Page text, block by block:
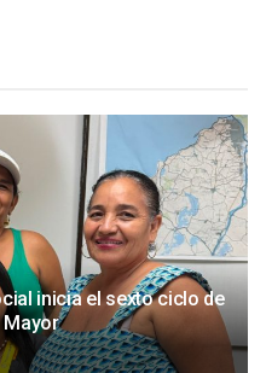
inicia el sexto ciclo de